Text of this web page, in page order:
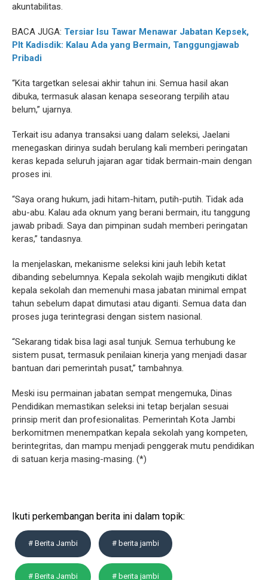
akuntabilitas.
BACA JUGA: Tersiar Isu Tawar Menawar Jabatan Kepsek,
Plt Kadisdik: Kalau Ada yang Bermain, Tanggungjawab
Pribadi
“Kita targetkan selesai akhir tahun ini. Semua hasil akan
dibuka, termasuk alasan kenapa seseorang terpilih atau
belum,” ujarnya.
Terkait isu adanya transaksi uang dalam seleksi, Jaelani
menegaskan dirinya sudah berulang kali memberi peringatan
keras kepada seluruh jajaran agar tidak bermain-main dengan
proses ini.
“Saya orang hukum, jadi hitam-hitam, putih-putih. Tidak ada
abu-abu. Kalau ada oknum yang berani bermain, itu tanggung
jawab pribadi. Saya dan pimpinan sudah memberi peringatan
keras,” tandasnya.
Ia menjelaskan, mekanisme seleksi kini jauh lebih ketat
dibanding sebelumnya. Kepala sekolah wajib mengikuti diklat
kepala sekolah dan memenuhi masa jabatan minimal empat
tahun sebelum dapat dimutasi atau diganti. Semua data dan
proses juga terintegrasi dengan sistem nasional.
“Sekarang tidak bisa lagi asal tunjuk. Semua terhubung ke
sistem pusat, termasuk penilaian kinerja yang menjadi dasar
bantuan dari pemerintah pusat,” tambahnya.
Meski isu permainan jabatan sempat mengemuka, Dinas
Pendidikan memastikan seleksi ini tetap berjalan sesuai
prinsip merit dan profesionalitas. Pemerintah Kota Jambi
berkomitmen menempatkan kepala sekolah yang kompeten,
berintegritas, dan mampu menjadi penggerak mutu pendidikan
di satuan kerja masing-masing. (*)
Ikuti perkembangan berita ini dalam topik:
# Berita Jambi # berita jambi
# Berita Jambi # berita jambi